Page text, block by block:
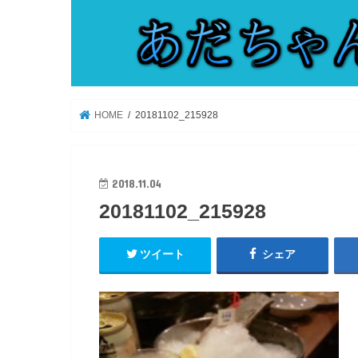
HOME 20181102_215928
2018.11.04
20181102_215928
ツイート シェア